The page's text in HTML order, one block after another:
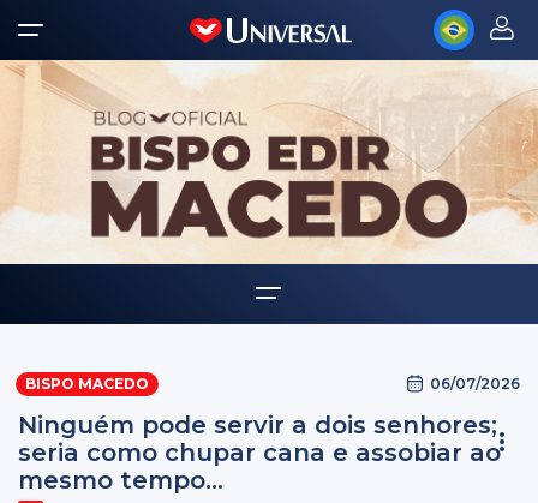
Biografia
Multimídia
Palavra Amiga
BISPO MACEDO 06/07/2026
Ninguém pode servir a dois senhores;
seria como chupar cana e assobiar ao
mesmo tempo...